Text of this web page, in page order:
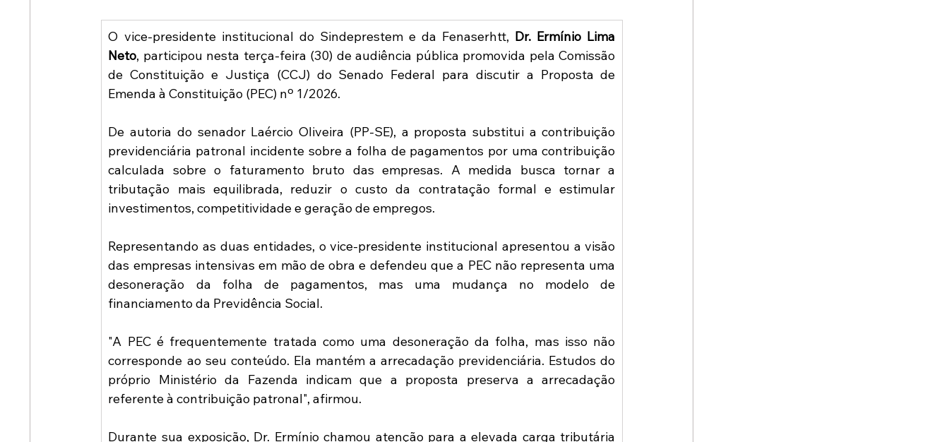
O vice-presidente institucional do Sindeprestem e da Fenaserhtt, Dr. Ermínio Lima
Neto, participou nesta terça-feira (30) de audiência pública promovida pela Comissão
de Constituição e Justiça (CCJ) do Senado Federal para discutir a Proposta de
Emenda à Constituição (PEC) nº 1/2026.
De autoria do senador Laércio Oliveira (PP-SE), a proposta substitui a contribuição
previdenciária patronal incidente sobre a folha de pagamentos por uma contribuição
calculada sobre o faturamento bruto das empresas. A medida busca tornar a
tributação mais equilibrada, reduzir o custo da contratação formal e estimular
investimentos, competitividade e geração de empregos.
Representando as duas entidades, o vice-presidente institucional apresentou a visão
das empresas intensivas em mão de obra e defendeu que a PEC não representa uma
desoneração da folha de pagamentos, mas uma mudança no modelo de
financiamento da Previdência Social.
"A PEC é frequentemente tratada como uma desoneração da folha, mas isso não
corresponde ao seu conteúdo. Ela mantém a arrecadação previdenciária. Estudos do
próprio Ministério da Fazenda indicam que a proposta preserva a arrecadação
referente à contribuição patronal", afirmou.
Durante sua exposição, Dr. Ermínio chamou atenção para a elevada carga tributária